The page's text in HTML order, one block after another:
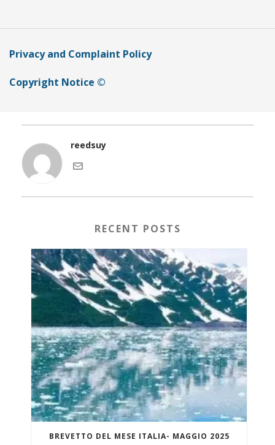
Privacy and Complaint Policy
Copyright Notice ©
reedsuy
RECENT POSTS
BREVETTO DEL MESE ITALIA- MAGGIO 2025